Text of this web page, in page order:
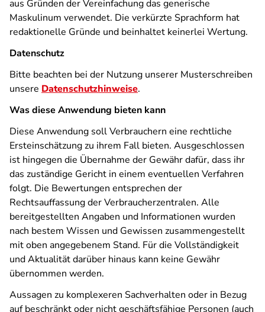
aus Gründen der Vereinfachung das generische
Maskulinum verwendet. Die verkürzte Sprachform hat
redaktionelle Gründe und beinhaltet keinerlei Wertung.
Datenschutz
Bitte beachten bei der Nutzung unserer Musterschreiben
unsere Datenschutzhinweise.
Was diese Anwendung bieten kann
Diese Anwendung soll Verbrauchern eine rechtliche
Ersteinschätzung zu ihrem Fall bieten. Ausgeschlossen
ist hingegen die Übernahme der Gewähr dafür, dass ihr
das zuständige Gericht in einem eventuellen Verfahren
folgt. Die Bewertungen entsprechen der
Rechtsauffassung der Verbraucherzentralen. Alle
bereitgestellten Angaben und Informationen wurden
nach bestem Wissen und Gewissen zusammengestellt
mit oben angegebenem Stand. Für die Vollständigkeit
und Aktualität darüber hinaus kann keine Gewähr
übernommen werden.
Aussagen zu komplexeren Sachverhalten oder in Bezug
auf beschränkt oder nicht geschäftsfähige Personen (auch